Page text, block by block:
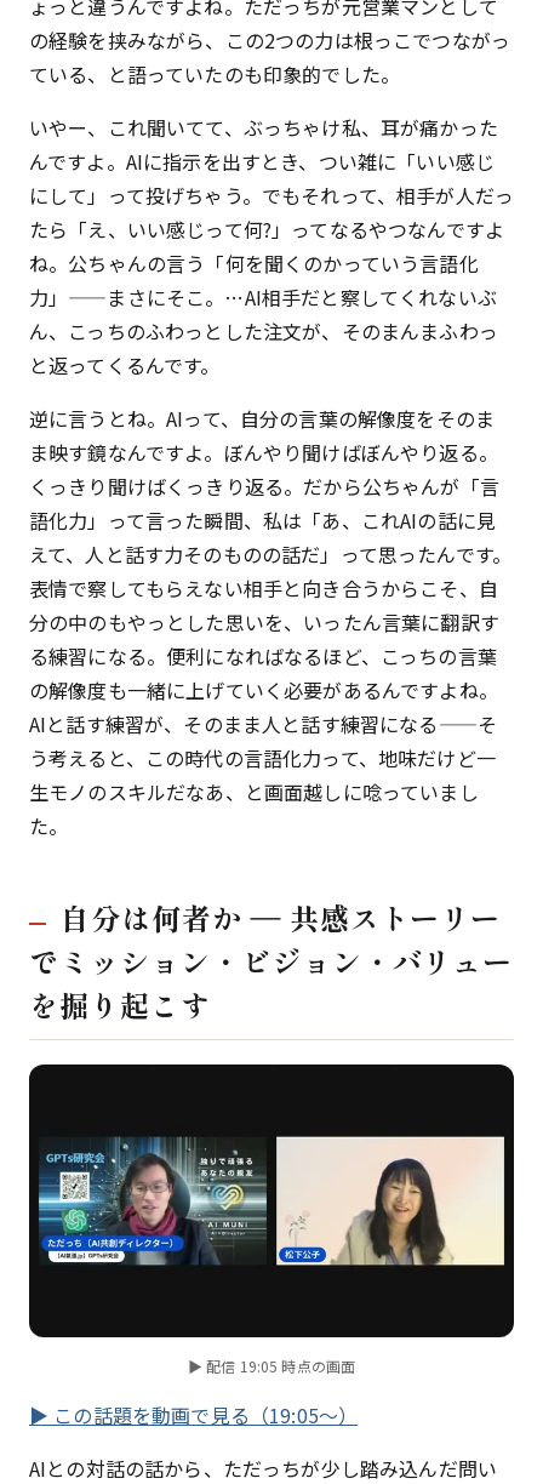
ょっと違うんですよね。ただっちが元営業マンとして
の経験を挟みながら、この2つの力は根っこでつながっ
ている、と語っていたのも印象的でした。
いやー、これ聞いてて、ぶっちゃけ私、耳が痛かった
んですよ。AIに指示を出すとき、つい雑に「いい感じ
にして」って投げちゃう。でもそれって、相手が人だっ
たら「え、いい感じって何?」ってなるやつなんですよ
ね。公ちゃんの言う「何を聞くのかっていう言語化
力」——まさにそこ。…AI相手だと察してくれないぶ
ん、こっちのふわっとした注文が、そのまんまふわっ
と返ってくるんです。
逆に言うとね。AIって、自分の言葉の解像度をそのま
ま映す鏡なんですよ。ぼんやり聞けばぼんやり返る。
くっきり聞けばくっきり返る。だから公ちゃんが「言
語化力」って言った瞬間、私は「あ、これAIの話に見
えて、人と話す力そのものの話だ」って思ったんです。
表情で察してもらえない相手と向き合うからこそ、自
分の中のもやっとした思いを、いったん言葉に翻訳す
る練習になる。便利になればなるほど、こっちの言葉
の解像度も一緒に上げていく必要があるんですよね。
AIと話す練習が、そのまま人と話す練習になる——そ
う考えると、この時代の言語化力って、地味だけど一
生モノのスキルだなあ、と画面越しに唸っていまし
た。
自分は何者か ― 共感ストーリー
でミッション・ビジョン・バリュー
を掘り起こす
▶ 配信 19:05 時点の画面
▶ この話題を動画で見る（19:05〜）
AIとの対話の話から、ただっちが少し踏み込んだ問い